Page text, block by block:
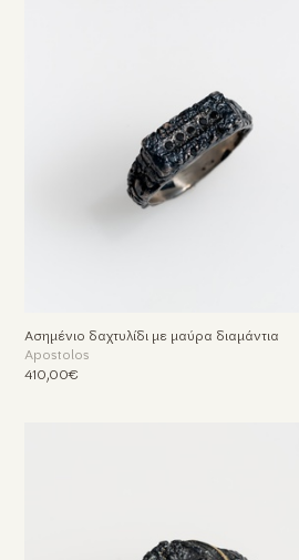
Ασημένιο δαχτυλίδι με μαύρα διαμάντια
Apostolos
410,00€